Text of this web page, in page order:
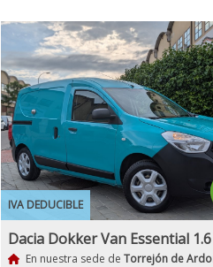
IVA DEDUCIBLE
En nuestra sede deTorrejón de